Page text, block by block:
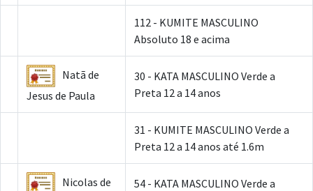
112 - KUMITE MASCULINO
Absoluto 18 e acima
Natã de
Jesus de Paula
30 - KATA MASCULINO Verde a
Preta 12 a 14 anos
31 - KUMITE MASCULINO Verde a
Preta 12 a 14 anos até 1.6m
Nicolas de
54 - KATA MASCULINO Verde a